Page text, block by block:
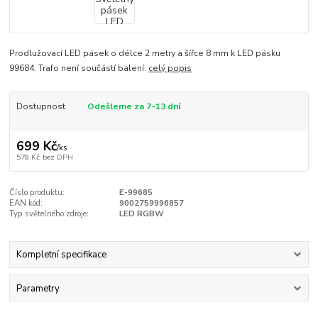
Prodlužovací LED pásek o délce 2 metry a šířce 8 mm k LED pásku
99684. Trafo není součástí balení. celý popis
Dostupnost Odešleme za 7-13 dní
699 Kč/ks
578 Kč bez DPH
Číslo produktu:
E-99685
EAN kód:
9002759996857
Typ světelného zdroje:
LED RGBW
Kompletní specifikace
Parametry